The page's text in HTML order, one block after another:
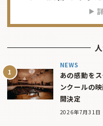
NEWS
あの感動を
ンクールの
開決定
2026年7月31日